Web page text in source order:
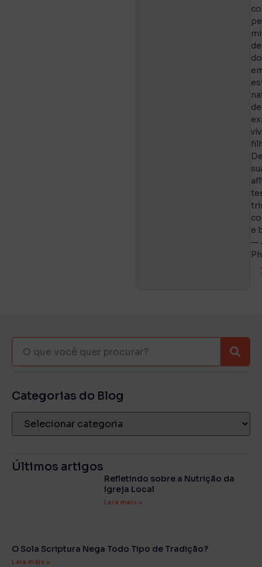
e
—
Categorias do Blog
Últimos artigos
Refletindo sobre a Nutrição da
Igreja Local
Leia mais »
O Sola Scriptura Nega Todo Tipo de Tradição?
Leia mais »